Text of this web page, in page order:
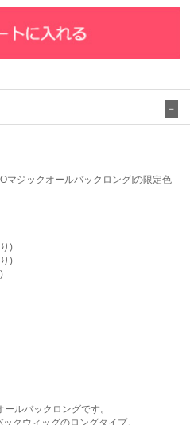
マジックオールバックロング]の限定色
)
)
ルバックロングです。
クウィッグのロングタイプ。